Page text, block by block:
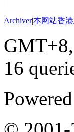
Archiver|本网站香港
16